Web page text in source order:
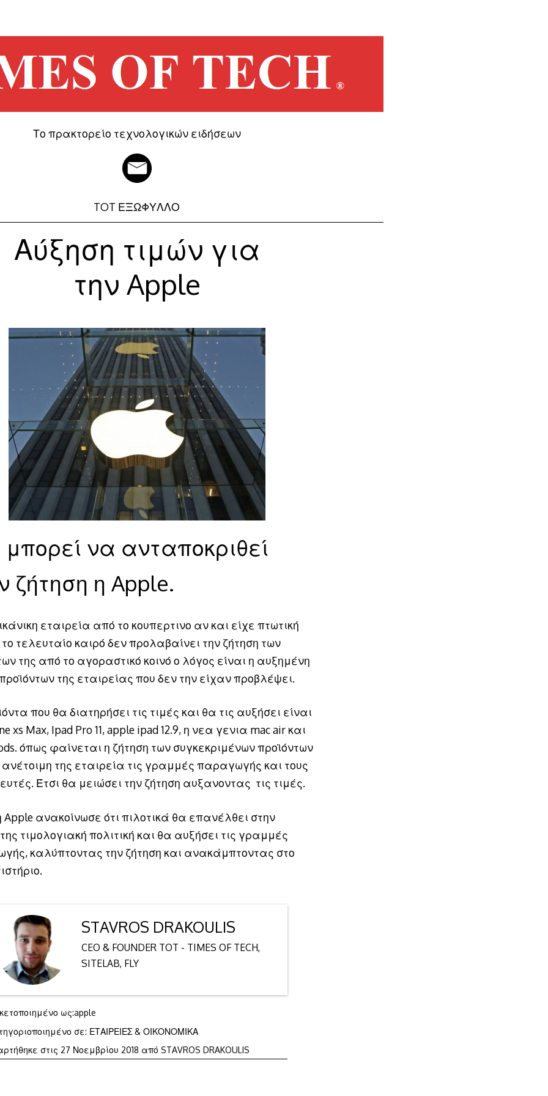
Το πρακτορείο τεχνολογικών ειδήσεων
TOT ΕΞΩΦΥΛΛΟ
Αύξηση τιμών για
την Apple
να ανταποκριθεί
ζήτηση η Apple.
εταιρεία από το κουπερτινο αν και είχε πτωτική
τελευταίο καιρό δεν προλαβαίνει την ζήτηση των
της από το αγοραστικό κοινό ο λόγος είναι η αυξημένη
της εταιρείας που δεν την είχαν προβλέψει.
που θα διατηρήσει τις τιμές και θα τις αυξήσει είναι
xs Max, Ipad Pro 11, apple ipad 12.9, η νεα γενια mac air και
όπως φαίνεται η ζήτηση των συγκεκριμένων προϊόντων
ανέτοιμη της εταιρεία τις γραμμές παραγωγής και τους
Έτσι θα μειώσει την ζήτηση αυξανοντας τις τιμές.
Apple ανακοίνωσε ότι πιλοτικά θα επανέλθει στην
τιμολογιακή πολιτική και θα αυξήσει τις γραμμές
καλύπτοντας την ζήτηση και ανακάμπτοντας στο
STAVROS DRAKOULIS
CEO & FOUNDER TOT - TIMES OF TECH,
SITELAB, FLY
ως:apple
σε: ΕΤΑΙΡΕΙΕΣ & ΟΙΚΟΝΟΜΙΚΑ
στις 27 Νοεμβρίου 2018 απόSTAVROS DRAKOULIS